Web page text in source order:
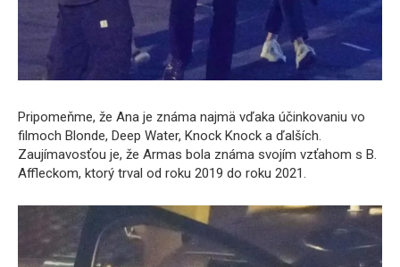
Pripomeňme, že Ana je známa najmä vďaka účinkovaniu vo
filmoch Blonde, Deep Water, Knock Knock a ďalších.
Zaujímavosťou je, že Armas bola známa svojím vzťahom s B.
Affleckom, ktorý trval od roku 2019 do roku 2021.